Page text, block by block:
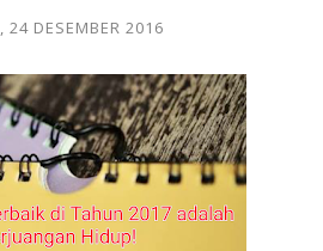
24 DESEMBER 2016